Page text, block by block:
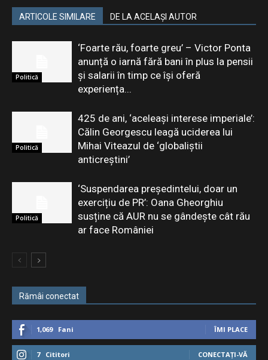
ARTICOLE SIMILARE DE LA ACELAȘI AUTOR
Politică
‘Foarte rău, foarte greu’ – Victor Ponta
anunță o iarnă fără bani în plus la pensii
și salarii în timp ce își oferă
experiența...
Politică
425 de ani, ‘aceleași interese imperiale’:
Călin Georgescu leagă uciderea lui
Mihai Viteazul de ‘globaliștii
anticreștini’
Politică
‘Suspendarea președintelui, doar un
exercițiu de PR’: Oana Gheorghiu
susține că AUR nu se gândește cât rău
ar face României
Rămâi conectat
1,069 Fani ÎMI PLACE
7 Cititori CONECTAȚI-VĂ